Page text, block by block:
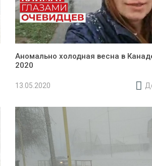
Аномально холодная весна в
2020
13.05.2020